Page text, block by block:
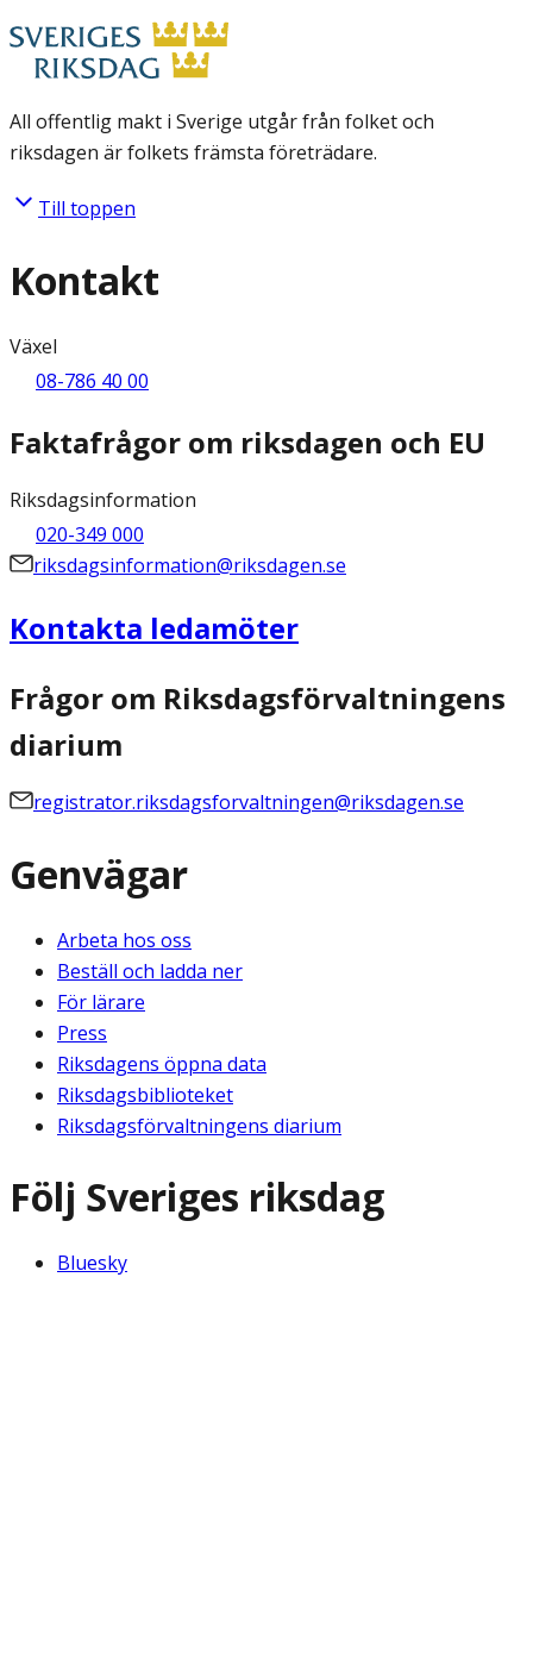
All offentlig makt i Sverige utgår från folket och
riksdagen är folkets främsta företrädare.
Till toppen
Kontakt
Växel
08-786 40 00
Faktafrågor om riksdagen och EU
Riksdagsinformation
020-349 000
riksdagsinformation@riksdagen.se
Kontakta ledamöter
Frågor om Riksdagsförvaltningens
diarium
registrator.riksdagsforvaltningen@riksdagen.se
Genvägar
Arbeta hos oss
Beställ och ladda ner
För lärare
Press
Riksdagens öppna data
Riksdagsbiblioteket
Riksdagsförvaltningens diarium
Följ Sveriges riksdag
Bluesky